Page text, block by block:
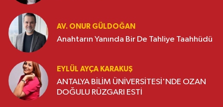
AV. ONUR GÜLDOĞAN
Anahtarın Yanında Bir De Tahliye Taahhüdü
EYLÜL AYÇA KARAKUŞ
ANTALYA BİLİM ÜNİVERSİTESİ'NDE OZAN
DOĞULU RÜZGARI ESTİ